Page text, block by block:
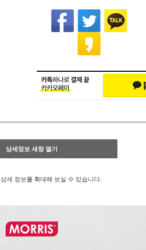
상세정보 새창 열기
상세 정보를 확대해 보실 수 있습니다.